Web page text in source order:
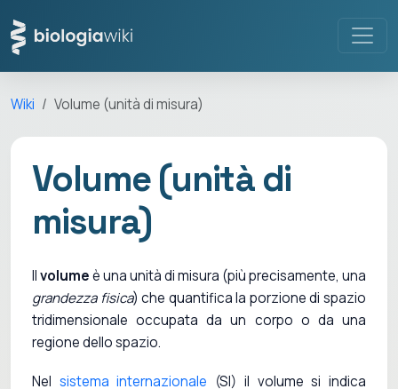
Wiki Volume (unità di misura)
Volume (unità di
misura)
Ilvolumeè una unità di misura (più precisamente, una
grandezza fisica) che quantifica la porzione di spazio
tridimensionale occupata da un corpo o da una
regione dello spazio.
Nel sistema internazionale (SI) il volume si indica